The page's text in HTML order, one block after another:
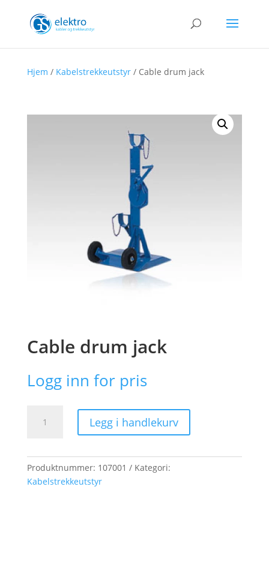
Hjem / Kabelstrekkeutstyr/ Cable drum jack
Cable drum jack
Logg inn for pris
drum
Legg i handlekurv
Produktnummer: 107001
Kategori:
Kabelstrekkeutstyr